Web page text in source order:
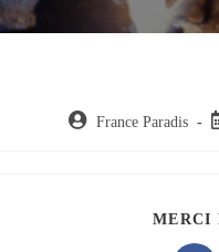
Auteur/autrice
France Paradis
MERCI